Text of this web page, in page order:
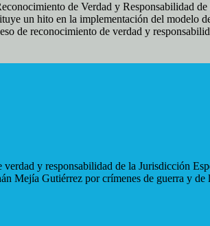
de Verdad y Responsabilidad
un hito en la implementación del
de reconocimiento de verdad y
y responsabilidad de la Jurisdicción
Mejía Gutiérrez por crímenes de guerra y